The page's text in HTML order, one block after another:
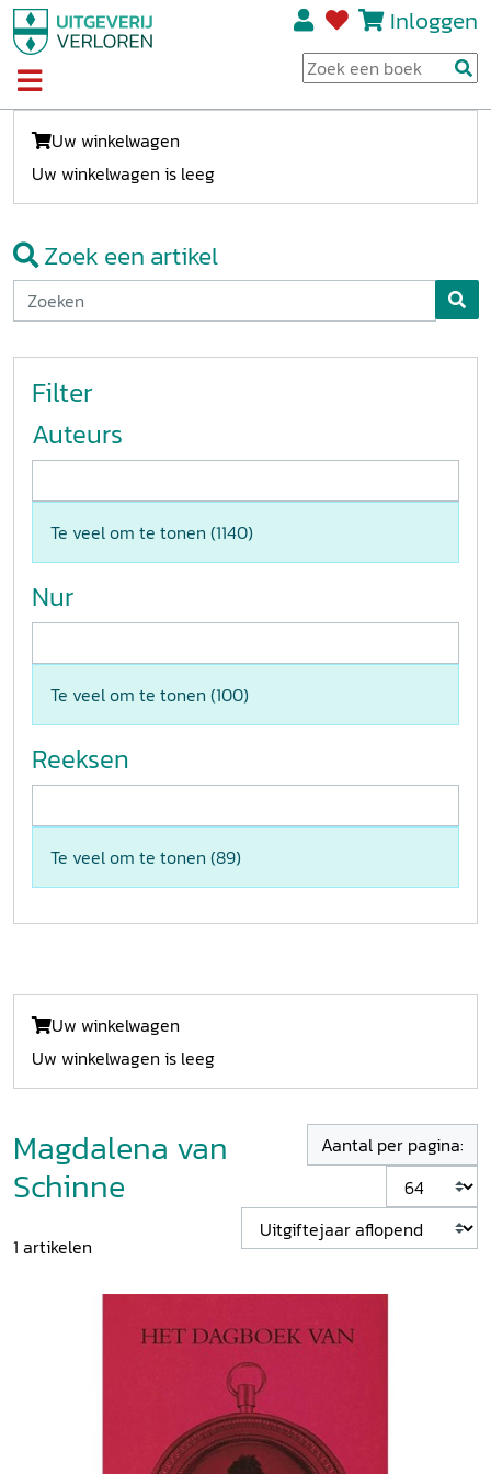
Inloggen
Uw winkelwagen
Uw winkelwagen is leeg
Zoek een artikel
Filter
Auteurs
Te veel om te tonen (1140)
Nur
Te veel om te tonen (100)
Reeksen
Te veel om te tonen (89)
Uw winkelwagen
Uw winkelwagen is leeg
Magdalena van
Schinne
1 artikelen
Aantal per pagina: